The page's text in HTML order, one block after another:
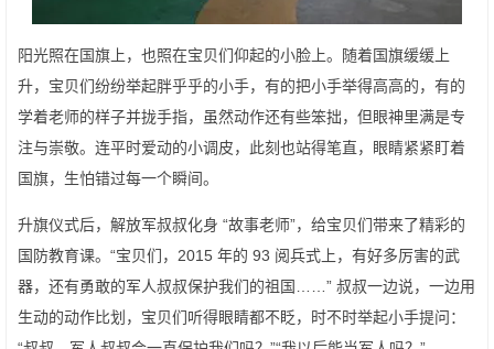
阳光照在国旗上，也照在宝贝们仰起的小脸上。随着国旗缓缓上
升，宝贝们纷纷举起胖乎乎的小手，有的把小手举得高高的，有的
学着老师的样子并拢手指，虽然动作还有些笨拙，但眼神里满是专
注与崇敬。连平时爱动的小调皮，此刻也站得笔直，眼睛紧紧盯着
国旗，生怕错过每一个瞬间。
升旗仪式后，解放军叔叔化身 “故事老师”，给宝贝们带来了精彩的
国防教育课。“宝贝们，2015 年的 93 阅兵式上，有好多厉害的武
器，还有勇敢的军人叔叔保护我们的祖国……” 叔叔一边说，一边用
生动的动作比划，宝贝们听得眼睛都不眨，时不时举起小手提问：